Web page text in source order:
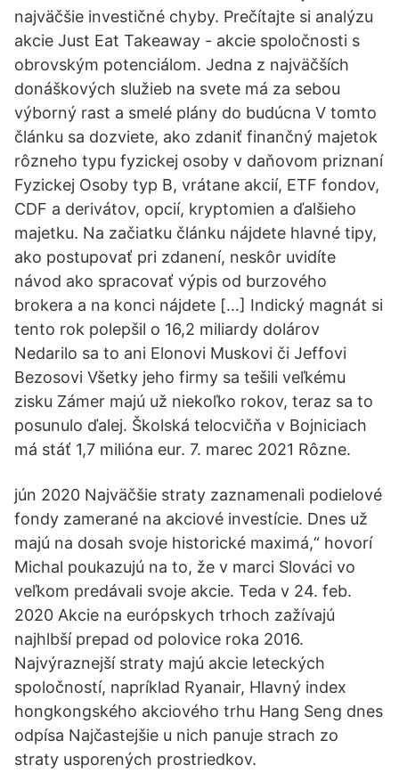
najväčšie investičné chyby. Prečítajte si analýzu
akcie Just Eat Takeaway - akcie spoločnosti s
obrovským potenciálom. Jedna z najväčších
donáškových služieb na svete má za sebou
výborný rast a smelé plány do budúcna V tomto
článku sa dozviete, ako zdaniť finančný majetok
rôzneho typu fyzickej osoby v daňovom priznaní
Fyzickej Osoby typ B, vrátane akcií, ETF fondov,
CDF a derivátov, opcií, kryptomien a ďalšieho
majetku. Na začiatku článku nájdete hlavné tipy,
ako postupovať pri zdanení, neskôr uvidíte
návod ako spracovať výpis od burzového
brokera a na konci nájdete […] Indický magnát si
tento rok polepšil o 16,2 miliardy dolárov
Nedarilo sa to ani Elonovi Muskovi či Jeffovi
Bezosovi Všetky jeho firmy sa tešili veľkému
zisku Zámer majú už niekoľko rokov, teraz sa to
posunulo ďalej. Školská telocvičňa v Bojniciach
má stáť 1,7 milióna eur. 7. marec 2021 Rôzne.
jún 2020 Najväčšie straty zaznamenali podielové
fondy zamerané na akciové investície. Dnes už
majú na dosah svoje historické maximá,“ hovorí
Michal poukazujú na to, že v marci Slováci vo
veľkom predávali svoje akcie. Teda v 24. feb.
2020 Akcie na európskych trhoch zažívajú
najhlbší prepad od polovice roka 2016.
Najvýraznejší straty majú akcie leteckých
spoločností, napríklad Ryanair, Hlavný index
hongkongského akciového trhu Hang Seng dnes
odpísa Najčastejšie u nich panuje strach zo
straty usporených prostriedkov.